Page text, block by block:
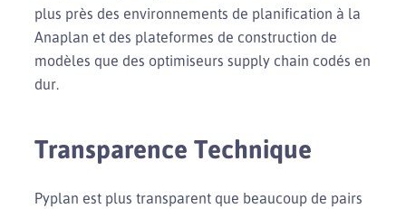
plus près des environnements de planification à la
Anaplan et des plateformes de construction de
modèles que des optimiseurs supply chain codés en
dur.
Transparence Technique
Pyplan est plus transparent que beaucoup de pairs